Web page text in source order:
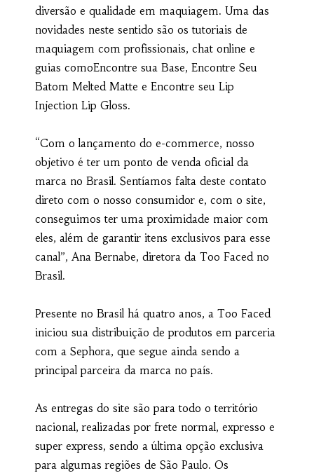
diversão e qualidade em maquiagem. Uma das
novidades neste sentido são os tutoriais de
maquiagem com profissionais, chat online e
guias comoEncontre sua Base, Encontre Seu
Batom Melted Matte e Encontre seu Lip
Injection Lip Gloss.
“Com o lançamento do e-commerce, nosso
objetivo é ter um ponto de venda oficial da
marca no Brasil. Sentíamos falta deste contato
direto com o nosso consumidor e, com o site,
conseguimos ter uma proximidade maior com
eles, além de garantir itens exclusivos para esse
canal”, Ana Bernabe, diretora da Too Faced no
Brasil.
Presente no Brasil há quatro anos, a Too Faced
iniciou sua distribuição de produtos em parceria
com a Sephora, que segue ainda sendo a
principal parceira da marca no país.
As entregas do site são para todo o território
nacional, realizadas por frete normal, expresso e
super express, sendo a última opção exclusiva
para algumas regiões de São Paulo. Os